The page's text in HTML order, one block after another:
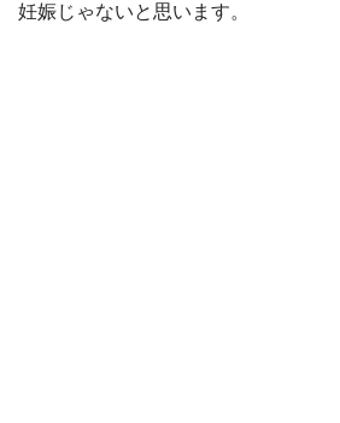
妊娠じゃないと思います。